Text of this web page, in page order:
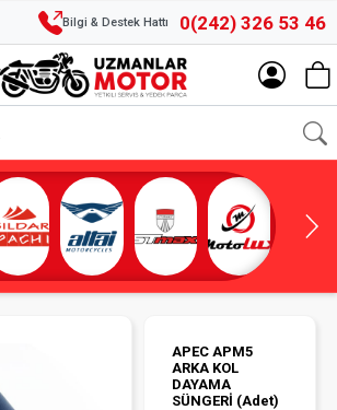
Bilgi & Destek Hattı 0(242) 326 53 46
APEC APM5
ARKA KOL
DAYAMA
SÜNGERİ (Adet)